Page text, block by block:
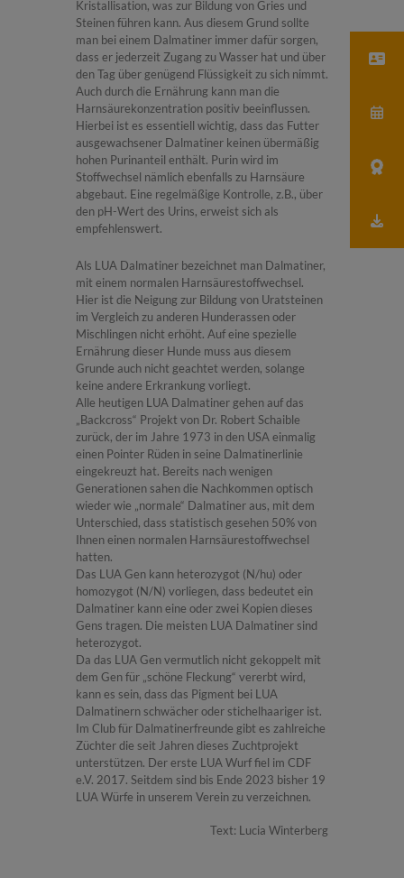
Kristallisation, was zur Bildung von Gries und
Steinen führen kann. Aus diesem Grund sollte
man bei einem Dalmatiner immer dafür sorgen,
dass er jederzeit Zugang zu Wasser hat und über
den Tag über genügend Flüssigkeit zu sich nimmt.
Auch durch die Ernährung kann man die
Harnsäurekonzentration positiv beeinflussen.
Hierbei ist es essentiell wichtig, dass das Futter
ausgewachsener Dalmatiner keinen übermäßig
hohen Purinanteil enthält. Purin wird im
Stoffwechsel nämlich ebenfalls zu Harnsäure
abgebaut. Eine regelmäßige Kontrolle, z.B., über
den pH-Wert des Urins, erweist sich als
empfehlenswert.
Als LUA Dalmatiner bezeichnet man Dalmatiner,
mit einem normalen Harnsäurestoffwechsel.
Hier ist die Neigung zur Bildung von Uratsteinen
im Vergleich zu anderen Hunderassen oder
Mischlingen nicht erhöht. Auf eine spezielle
Ernährung dieser Hunde muss aus diesem
Grunde auch nicht geachtet werden, solange
keine andere Erkrankung vorliegt.
Alle heutigen LUA Dalmatiner gehen auf das
„Backcross“ Projekt von Dr. Robert Schaible
zurück, der im Jahre 1973 in den USA einmalig
einen Pointer Rüden in seine Dalmatinerlinie
eingekreuzt hat. Bereits nach wenigen
Generationen sahen die Nachkommen optisch
wieder wie „normale“ Dalmatiner aus, mit dem
Unterschied, dass statistisch gesehen 50% von
Ihnen einen normalen Harnsäurestoffwechsel
hatten.
Das LUA Gen kann heterozygot (N/hu) oder
homozygot (N/N) vorliegen, dass bedeutet ein
Dalmatiner kann eine oder zwei Kopien dieses
Gens tragen. Die meisten LUA Dalmatiner sind
heterozygot.
Da das LUA Gen vermutlich nicht gekoppelt mit
dem Gen für „schöne Fleckung“ vererbt wird,
kann es sein, dass das Pigment bei LUA
Dalmatinern schwächer oder stichelhaariger ist.
Im Club für Dalmatinerfreunde gibt es zahlreiche
Züchter die seit Jahren dieses Zuchtprojekt
unterstützen. Der erste LUA Wurf fiel im CDF
e.V. 2017. Seitdem sind bis Ende 2023 bisher 19
LUA Würfe in unserem Verein zu verzeichnen.
Text: Lucia Winterberg